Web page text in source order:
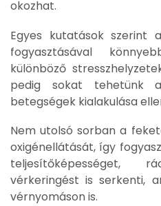
okozhat.
Egyes kutatások szerint
fogyasztásával
különböző
pedig sokat tehetünk
betegségek kialakulása
Nem utolsó sorban a
oxigénellátását, így
teljesítőképességet,
vérkeringést is serkenti,
vérnyomáson is.